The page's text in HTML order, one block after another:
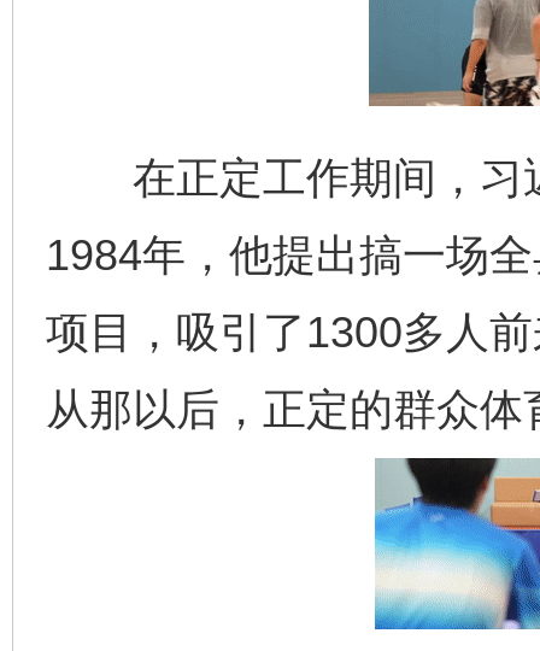
在正定工作期间，习
1984年，他提出搞一场
项目，吸引了1300多人
从那以后，正定的群众